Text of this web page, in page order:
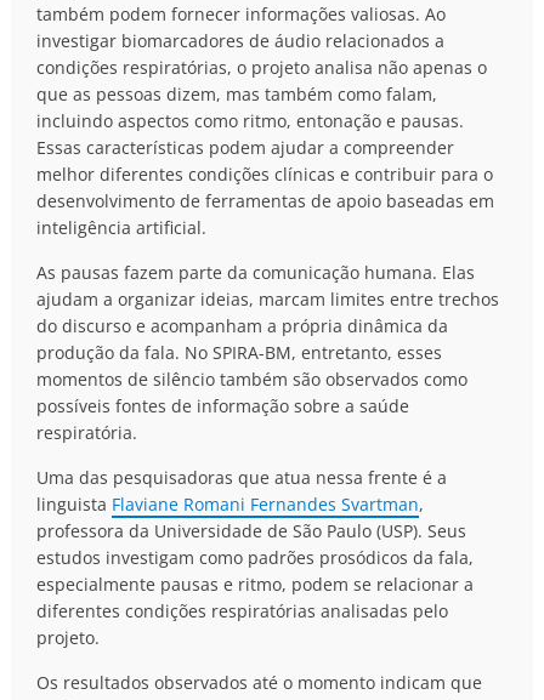
também podem fornecer informações valiosas. Ao
investigar biomarcadores de áudio relacionados a
condições respiratórias, o projeto analisa não apenas o
que as pessoas dizem, mas também como falam,
incluindo aspectos como ritmo, entonação e pausas.
Essas características podem ajudar a compreender
melhor diferentes condições clínicas e contribuir para o
desenvolvimento de ferramentas de apoio baseadas em
inteligência artificial.
As pausas fazem parte da comunicação humana. Elas
ajudam a organizar ideias, marcam limites entre trechos
do discurso e acompanham a própria dinâmica da
produção da fala. No SPIRA-BM, entretanto, esses
momentos de silêncio também são observados como
possíveis fontes de informação sobre a saúde
respiratória.
Uma das pesquisadoras que atua nessa frente é a
linguista Flaviane Romani Fernandes Svartman,
professora da Universidade de São Paulo (USP). Seus
estudos investigam como padrões prosódicos da fala,
especialmente pausas e ritmo, podem se relacionar a
diferentes condições respiratórias analisadas pelo
projeto.
Os resultados observados até o momento indicam que